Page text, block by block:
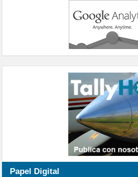
Papel Digital